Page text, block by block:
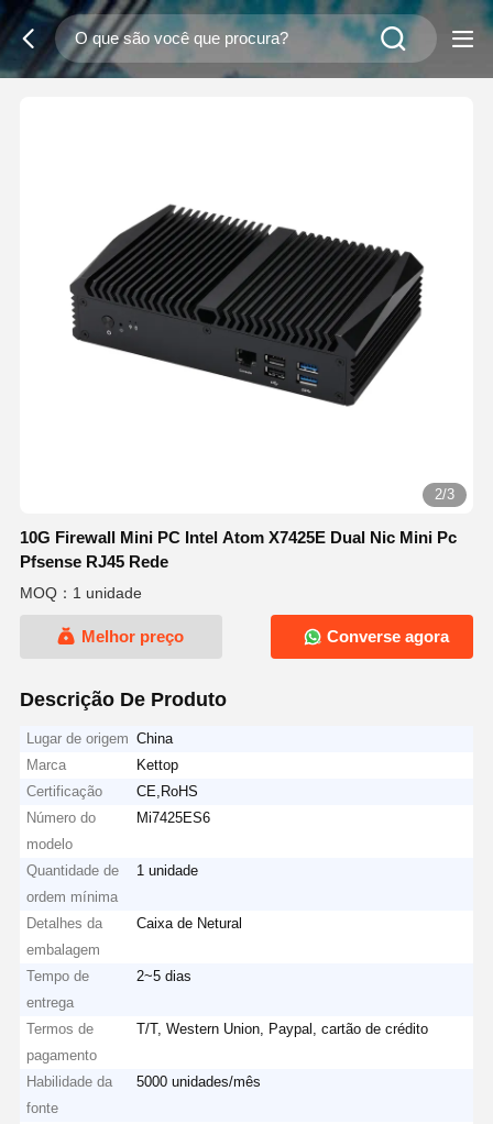
2/3
10G Firewall Mini PC Intel Atom X7425E Dual Nic Mini Pc
Pfsense RJ45 Rede
MOQ：1 unidade
Melhor preço Converse agora
Descrição De Produto
Lugar de origem China
Marca
Kettop
Certificação
CE,RoHS
Número do
modelo
Mi7425ES6
Quantidade de
ordem mínima
1 unidade
Detalhes da
embalagem
Caixa de Netural
Tempo de
entrega
2~5 dias
Termos de
pagamento
T/T, Western Union, Paypal, cartão de crédito
Habilidade da
fonte
5000 unidades/mês